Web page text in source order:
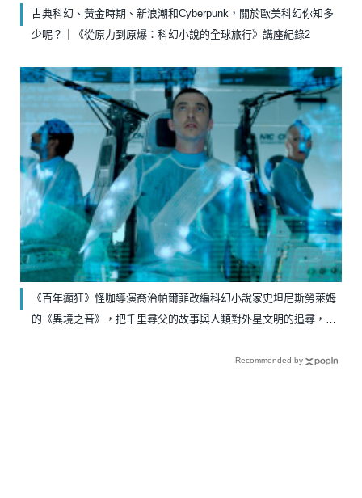
古典科幻、黃金時期、新浪潮和Cyberpunk，關於歐美科幻你知多
少呢？｜《從原力到原爆：科幻小說的全球旅行》講座紀錄2
《百年癲狂》怪咖導演喬治帕爾菲改編科幻小說家史坦尼斯勞萊姆
的《異境之音》，把千里尋父的故事與人類對外星文明的追尋，做
Recommended by